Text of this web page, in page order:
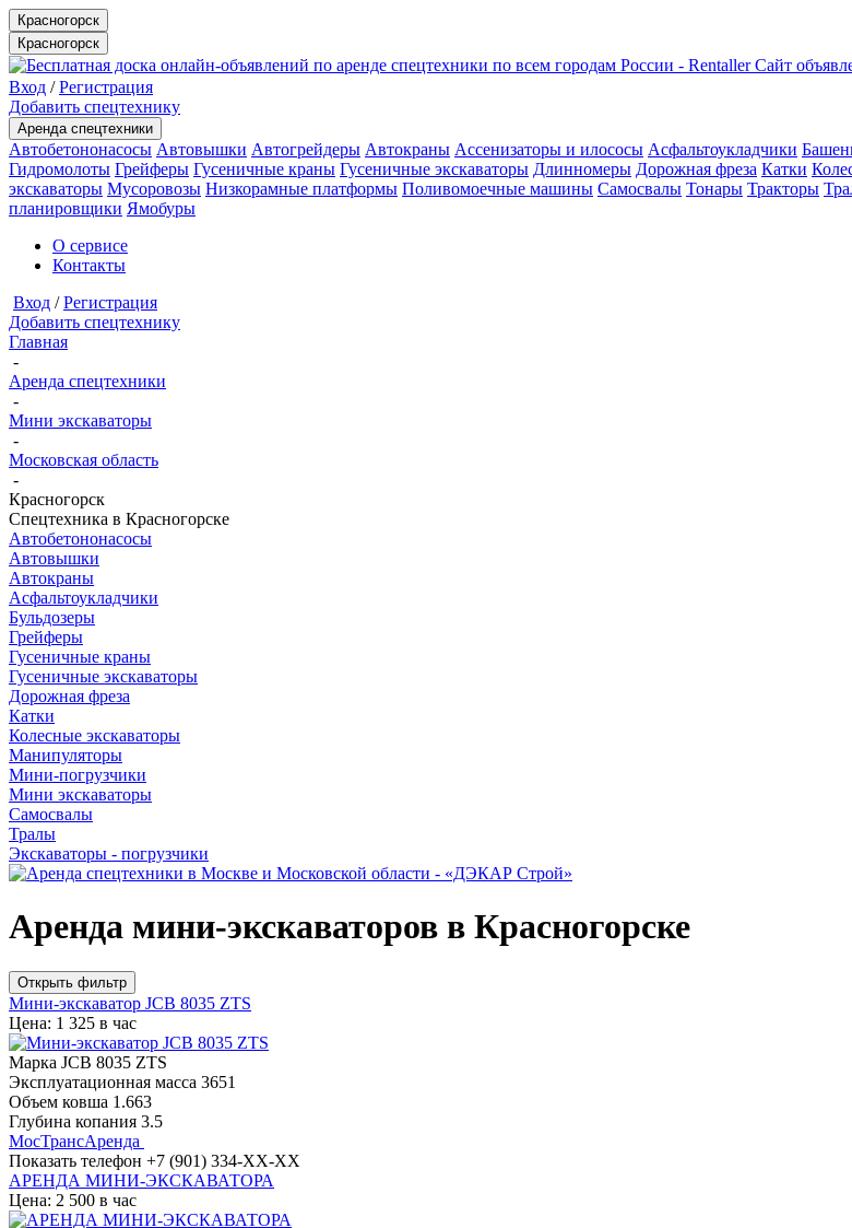
Красногорск
Красногорск
Сайт
Вход /Регистрация
Добавить спецтехнику
Аренда спецтехники
Автобетононасосы Автовышки Автогрейдеры Автокраны Ассенизаторы и илососы Асфальтоукладчики
Гидромолоты Грейферы Гусеничные краны Гусеничные экскаваторы Длинномеры Дорожная фреза Катки
экскаваторы Мусоровозы Низкорамные платформы Поливомоечные машины Самосвалы Тонары Тракторы
планировщики Ямобуры
О сервисе
Контакты
Вход /Регистрация
Добавить спецтехнику
Главная
-
Аренда спецтехники
-
Мини экскаваторы
-
Московская область
-
Красногорск
Спецтехника в Красногорске
Автобетононасосы
Автовышки
Автокраны
Асфальтоукладчики
Бульдозеры
Грейферы
Гусеничные краны
Гусеничные экскаваторы
Дорожная фреза
Катки
Колесные экскаваторы
Манипуляторы
Мини-погрузчики
Мини экскаваторы
Самосвалы
Тралы
Экскаваторы - погрузчики
Аренда мини-экскаваторов в Красногорске
Открыть фильтр
Мини-экскаватор JCB 8035 ZTS
Цена: 1 325 в час
Марка JCB 8035 ZTS
Эксплуатационная масса 3651
Объем ковша 1.663
Глубина копания 3.5
МосТрансАренда
Показать телефон +7 (901) 334-XX-XX
АРЕНДА МИНИ-ЭКСКАВАТОРА
Цена: 2 500 в час